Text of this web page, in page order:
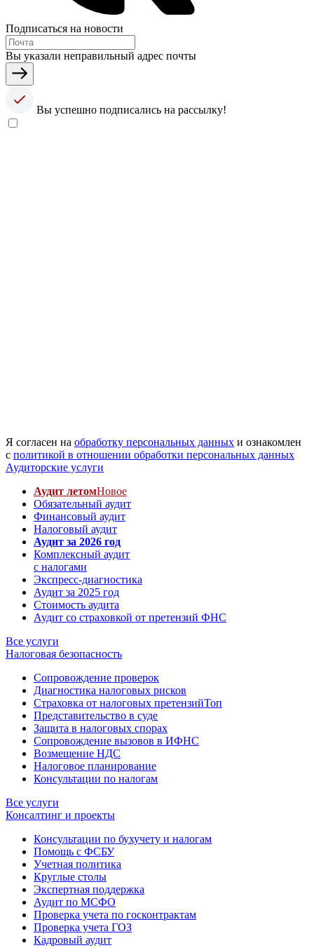
Подписаться на новости
Вы указали неправильный адрес почты
Вы успешно подписались на рассылку!
Я согласен на обработку персональных данных и ознакомлен
с политикой в отношении обработки персональных данных
Аудиторские услуги
Аудит летомНовое
Обязательный аудит
Финансовый аудит
Налоговый аудит
Аудит за 2026 год
Комплексный аудит
с налогами
Экспресс-диагностика
Аудит за 2025 год
Стоимость аудита
Аудит со страховкой от претензий ФНС
Все услуги
Налоговая безопасность
Сопровождение проверок
Диагностика налоговых рисков
Страховка от налоговых претензийТоп
Представительство в суде
Защита в налоговых спорах
Сопровождение вызовов в ИФНС
Возмещение НДС
Налоговое планирование
Консультации по налогам
Все услуги
Консалтинг и проекты
Консультации по бухучету и налогам
Помощь с ФСБУ
Учетная политика
Круглые столы
Экспертная поддержка
Аудит по МСФО
Проверка учета по госконтрактам
Проверка учета ГОЗ
Кадровый аудит